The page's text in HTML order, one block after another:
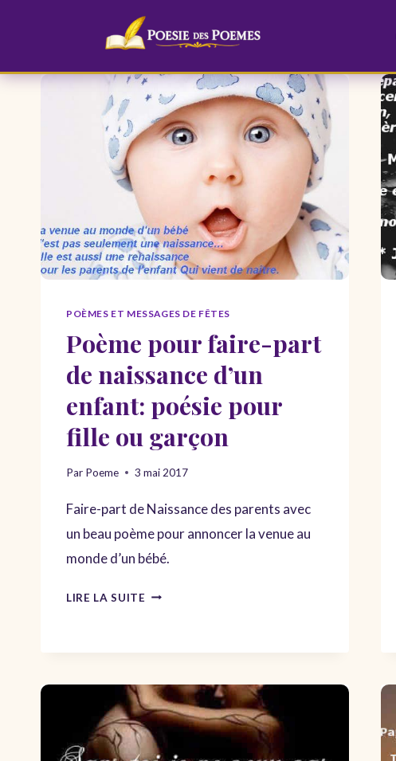
POÈMES ET MESSAGES DE FÊTES
Poème pour faire-part
de naissance d’un
enfant: poésie pour
fille ou garçon
Par Poeme 3 mai 2017
Faire-part de Naissance des parents avec
un beau poème pour annoncer la venue au
monde d’un bébé.
LIRE LA SUITE POÈME
NAISSANCE
D’UN
ENFANT:
POÉSIE